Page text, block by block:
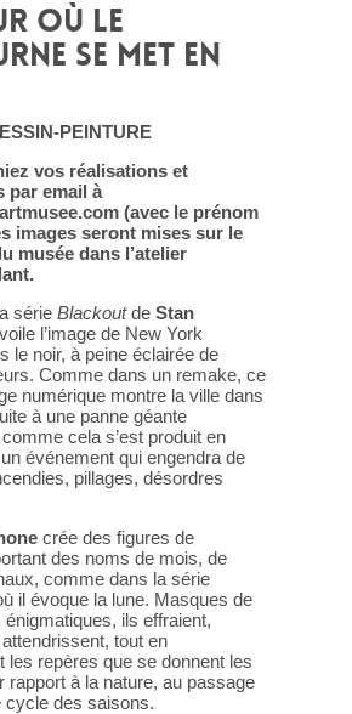
OÙ LE
SE MET EN
PEINTURE
vos réalisations et
par email à
(avec le prénom
images seront mises sur le
musée dans l’atelier
série Blackoutde Stan
l’image de New York
le noir, à peine éclairée de
Comme dans un remake, ce
numérique montre la ville dans
à une panne géante
comme cela s’est produit en
événement qui engendra de
pillages, désordres
crée des figures de
des noms de mois, de
comme dans la série
il évoque la lune. Masques de
ils effraient,
tout en
les repères que se donnent les
rapport à la nature, au passage
cycle des saisons.